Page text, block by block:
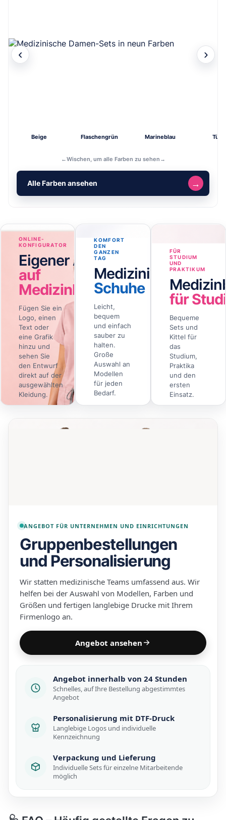
‹
Beige Flaschengrün Marineblau
›
←Wischen, um alle Farben zu sehen →
Alle Farben ansehen →
ONLINE-
KONFIGURATOR
Eigener Aufdruck
auf
Medizinbekleidung
Fügen Sie ein
Logo, einen
Text oder
eine Grafik
hinzu und
sehen Sie
den Entwurf
direkt auf der
ausgewählten
Kleidung.
KOMFORT
DEN
GANZEN
TAG
Medizinische
Schuhe
Leicht,
bequem
und einfach
sauber zu
halten.
Große
Auswahl an
Modellen
für jeden
Bedarf.
FÜR
STUDIUM
UND
PRAKTIKUM
für
Bequeme
Sets und
Kittel für
das
Studium,
Praktika
und den
ersten
Einsatz.
ANGEBOT FÜR UNTERNEHMEN UND EINRICHTUNGEN
Gruppenbestellungen
und Personalisierung
Wir statten medizinische Teams umfassend aus. Wir
helfen bei der Auswahl von Modellen, Farben und
Größen und fertigen langlebige Drucke mit Ihrem
Firmenlogo an.
Angebot ansehen
Angebot innerhalb von 24 Stunden
Schnelles, auf Ihre Bestellung abgestimmtes
Angebot
Personalisierung mit DTF-Druck
Langlebige Logos und individuelle
Kennzeichnung
Verpackung und Lieferung
Individuelle Sets für einzelne Mitarbeitende
möglich